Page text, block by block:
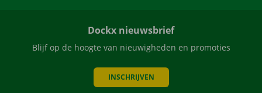
Dockx nieuwsbrief
Blijf op de hoogte van nieuwigheden en promoties
INSCHRIJVEN